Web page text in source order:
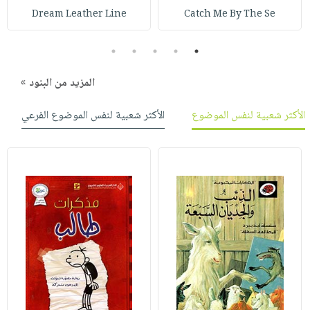
Catch Me By The Se
Dream Leather Line
1
2
3
4
5
المزيد من البنود »
الأكثر شعبية لنفس الموضوع
الأكثر شعبية لنفس الموضوع الفرعي